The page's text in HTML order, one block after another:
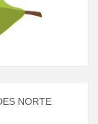
NORTE